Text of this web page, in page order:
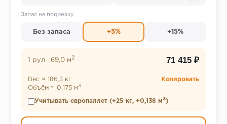
Запас на подрезку
Без запаса +5% +15%
1 рул · 69,0 м 2 71 415 ₽
Вес ≈ 186,3 кг
Объём ≈ 0,175 м3
Копировать
Учитывать европаллет (+25 кг, +0,138 м3)